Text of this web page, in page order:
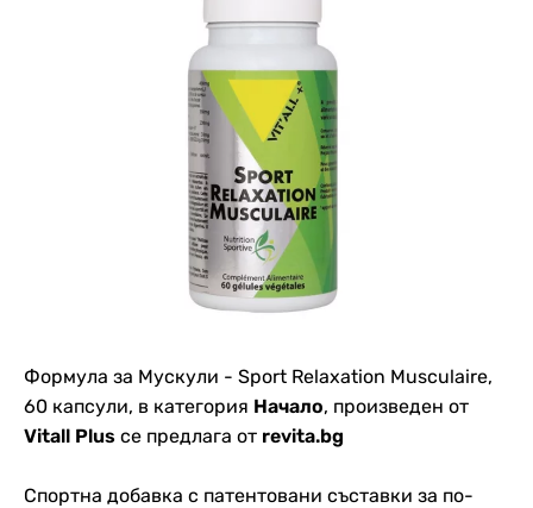
Формула за Мускули - Sport Relaxation Musculaire,
60 капсули, в категория Начало, произведен от
Vitall Plus се предлага от revita.bg
Спортна добавка с патентовани съставки за по-